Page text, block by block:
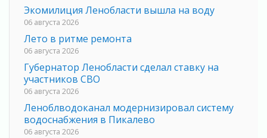
Экомилиция Ленобласти вышла на воду
06 августа 2026
Лето в ритме ремонта
06 августа 2026
Губернатор Ленобласти сделал ставку на
участников СВО
06 августа 2026
Леноблводоканал модернизировал систему
водоснабжения в Пикалево
06 августа 2026